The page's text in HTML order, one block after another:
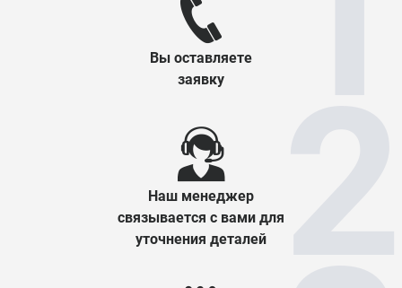
Вы оставляете
заявку
Наш менеджер
связывается с вами для
уточнения деталей